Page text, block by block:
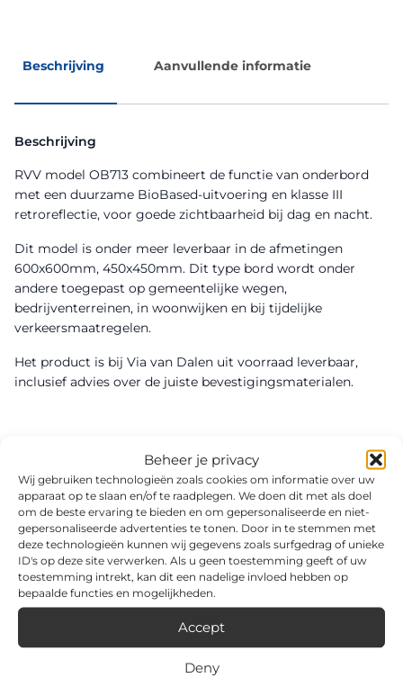
Beheer je privacy
Wij gebruiken technologieën zoals cookies om informatie over uw
apparaat op te slaan en/of te raadplegen. We doen dit met als doel
om de beste ervaring te bieden en om gepersonaliseerde en niet-
gepersonaliseerde advertenties te tonen. Door in te stemmen met
deze technologieën kunnen wij gegevens zoals surfgedrag of unieke
ID's op deze site verwerken. Als u geen toestemming geeft of uw
toestemming intrekt, kan dit een nadelige invloed hebben op
bepaalde functies en mogelijkheden.
Accept
Deny
Beschrijving Aanvullende informatie
Beschrijving
RVV model OB713 combineert de functie van onderbord
met een duurzame BioBased-uitvoering en klasse III
retroreflectie, voor goede zichtbaarheid bij dag en nacht.
Dit model is onder meer leverbaar in de afmetingen
600x600mm, 450x450mm. Dit type bord wordt onder
andere toegepast op gemeentelijke wegen,
bedrijventerreinen, in woonwijken en bij tijdelijke
verkeersmaatregelen.
Het product is bij Via van Dalen uit voorraad leverbaar,
inclusief advies over de juiste bevestigingsmaterialen.